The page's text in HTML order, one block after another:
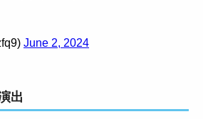
June 2, 2024
出